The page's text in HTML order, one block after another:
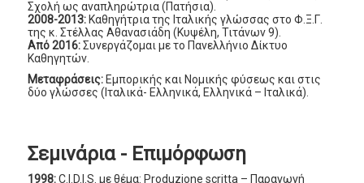
Σχολή ως αναπληρώτρια (Πατήσια).
2008-2013: Καθηγήτρια της Ιταλικής γλώσσας στο Φ.Ξ.Γ.
της κ. Στέλλας Αθανασιάδη (Κυψέλη, Τιτάνων 9).
Από 2016:Συνεργάζομαι με το Πανελλήνιο Δίκτυο
Καθηγητών.
Μεταφράσεις: Εμπορικής και Νομικής φύσεως και στις
δύο γλώσσες (Ιταλικά- Ελληνικά, Ελληνικά – Ιταλικά).
Σεμινάρια - Επιμόρφωση
1998:C.I.D.I.S. με θέμα: Produzione scritta – Παραγωγή